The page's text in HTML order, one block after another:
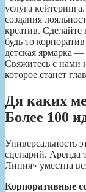
услуга
создания
креатив.
будь то
детская ярмарка
Свяжитесь с нами
которое станет
Дя каких
Более 100
Универсальность
сценарий. Аренда
Линия» уместна
Корпоративные